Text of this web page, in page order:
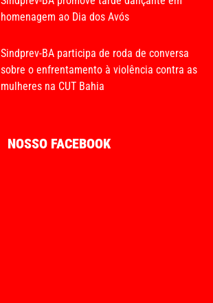
homenagem ao Dia dos Avós
Sindprev-BA participa de roda de conversa
sobre o enfrentamento à violência contra as
mulheres na CUT Bahia
NOSSO FACEBOOK